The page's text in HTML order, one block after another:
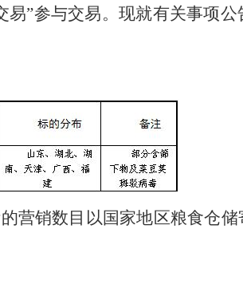
”参与交易。现就有关事项公
营销数目以国家地区粮食仓